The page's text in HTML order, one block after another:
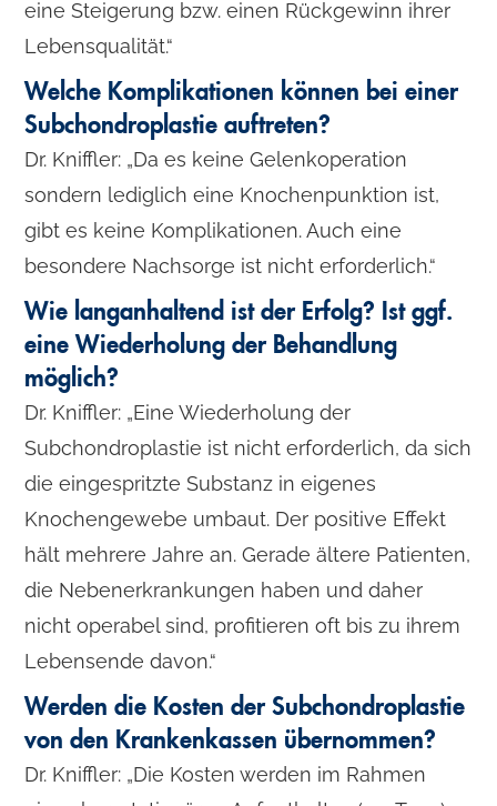
eine Steigerung bzw. einen Rückgewinn ihrer
Lebensqualität.“
Welche Komplikationen können bei einer
Subchondroplastie auftreten?
Dr. Kniffler: „Da es keine Gelenkoperation
sondern lediglich eine Knochenpunktion ist,
gibt es keine Komplikationen. Auch eine
besondere Nachsorge ist nicht erforderlich.“
Wie langanhaltend ist der Erfolg? Ist ggf.
eine Wiederholung der Behandlung
möglich?
Dr. Kniffler: „Eine Wiederholung der
Subchondroplastie ist nicht erforderlich, da sich
die eingespritzte Substanz in eigenes
Knochengewebe umbaut. Der positive Effekt
hält mehrere Jahre an. Gerade ältere Patienten,
die Nebenerkrankungen haben und daher
nicht operabel sind, profitieren oft bis zu ihrem
Lebensende davon.“
Werden die Kosten der Subchondroplastie
von den Krankenkassen übernommen?
Dr. Kniffler: „Die Kosten werden im Rahmen